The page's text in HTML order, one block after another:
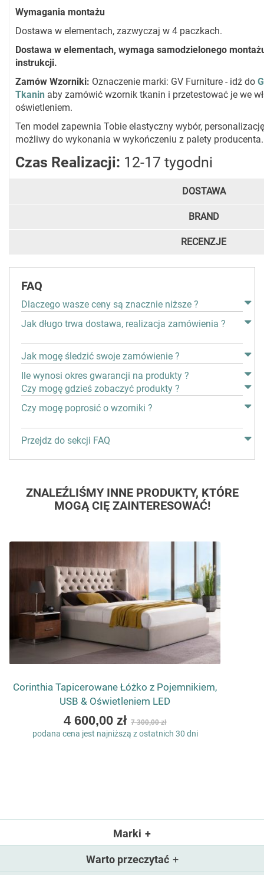
Wymagania montażu
Dostawa w elementach, zazwyczaj w 4 paczkach.
Dostawa w elementach, wymaga samodzielonego
instrukcji.
Zamów Wzorniki: Oznaczenie marki: GV Furniture - idź do
Tkanin aby zamówić wzornik tkanin i przetestować je we
oświetleniem.
Ten model zapewnia Tobie elastyczny wybór,
możliwy do wykonania w wykończeniu z palety producenta.
Czas Realizacji: 12-17 tygodni
DOSTAWA
BRAND
RECENZJE
FAQ
Dlaczego wasze ceny są znacznie niższe ?
Jak długo trwa dostawa, realizacja zamówienia ?
Jak mogę śledzić swoje zamówienie ?
Ile wynosi okres gwarancji na produkty ?
Czy mogę gdzieś zobaczyć produkty ?
Czy mogę poprosić o wzorniki ?
Przejdz do sekcji FAQ
ZNALEŹLIŚMY INNE PRODUKTY, KTÓRE
MOGĄ CIĘ ZAINTERESOWAĆ!
Corinthia Tapicerowane Łóżko z Pojemnikiem,
USB & Oświetleniem LED
As
low
4 600,00 zł 7 300,00 zł
podana cena jest najniższą z ostatnich 30 dni
Marki
Warto przeczytać